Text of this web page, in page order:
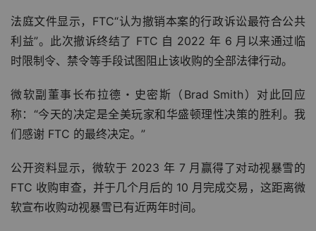
法庭文件显示，FTC“认为撤销本案的行政诉讼最符合公共
利益”。此次撤诉终结了 FTC 自 2022 年 6 月以来通过临
时限制令、禁令等手段试图阻止该收购的全部法律行动。
微软副董事长布拉德・史密斯（Brad Smith）对此回应
称：“今天的决定是全美玩家和华盛顿理性决策的胜利。我
们感谢 FTC 的最终决定。”
公开资料显示，微软于 2023 年 7 月赢得了对动视暴雪的
FTC 收购审查，并于几个月后的 10 月完成交易，这距离微
软宣布收购动视暴雪已有近两年时间。